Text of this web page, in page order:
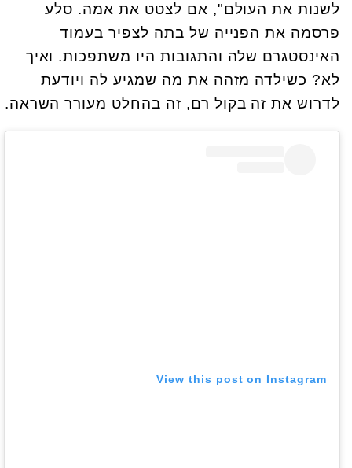
לשנות את העולם", אם לצטט את אמה. סלע
פרסמה את הפנייה של בתה לצפיר בעמוד
האינסטגרם שלה והתגובות היו משתפכות. ואיך
לא? כשילדה מזהה את מה שמגיע לה ויודעת
לדרוש את זה בקול רם, זה בהחלט מעורר השראה.
View this post on Instagram